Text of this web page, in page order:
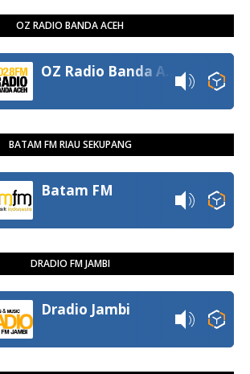
OZ RADIO BANDA ACEH
BATAM FM RIAU SEKUPANG
Batam FM
DRADIO FM JAMBI
Dradio Jambi